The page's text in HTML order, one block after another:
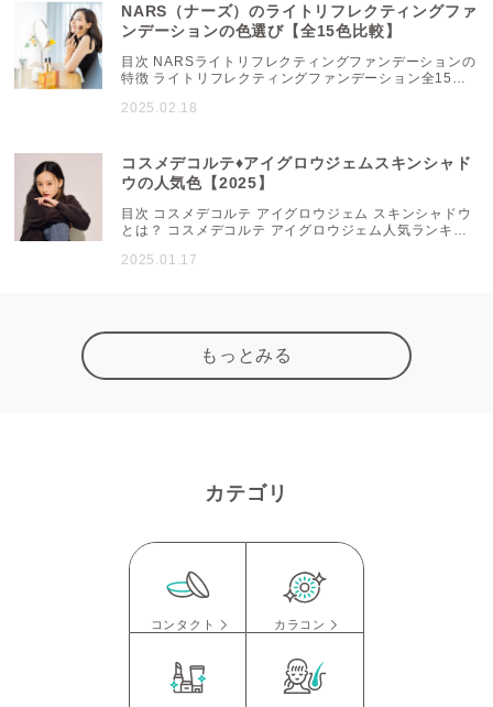
（rom&amp;nd）について♡ ロムアンド
（rom&amp;nd）は、2016年に韓国で誕生し、ビュー
ティークリエイ...
NARS（ナーズ）のライトリフレクティングファ
ンデーションの色選び【全15色比較】
目次 NARSライトリフレクティングファンデーションの
特徴 ライトリフレクティングファンデーション全15色
色】 【標準色～ピンク系】 【ピンク系】 NARS ライト
相性の良い下地 「崩れにくい！」ライトリフレクティン
2025.02.18
コスメデコルテ♦アイグロウジェムスキンシャド
ウの人気色【2025】
目次 コスメデコルテ アイグロウジェム スキンシャドウ
とは？ コスメデコルテ アイグロウジェム人気ランキン
イグロウジェム スキンシャドウとは？ 独自の新技術
富な30色のカラーバリエーションが揃い、濡れ感を楽し
めるパールたっぷりの「Dewy Glow」と、陰影やう...
2025.01.17
もっとみる
カテゴリ
コンタクト カラコン